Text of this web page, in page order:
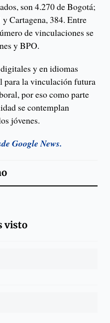
son 4.270 de Bogotá;
Cartagena, 384. Entre
de vinculaciones se
y BPO.
y en idiomas
para la vinculación futura
por eso como parte
se contemplan
jóvenes.
Google News.
visto